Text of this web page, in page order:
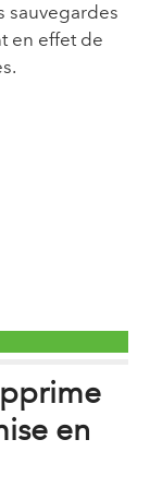
sauvegardes
en effet de
en